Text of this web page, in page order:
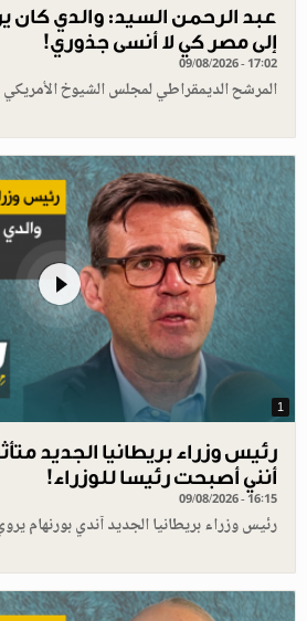
عبد الرحمن السيد: والدي
إلى مصر كي لا أنسى جذوري!
09/08/2026 - 17:02
المرشح الديمقراطي لمجلس الشيوخ
1
رئيس وزراء بريطانيا الجديد
أنني أصبحت رئيسا للوزراء!
09/08/2026 - 16:15
رئيس وزراء بريطانيا الجديد آندي بورنهام